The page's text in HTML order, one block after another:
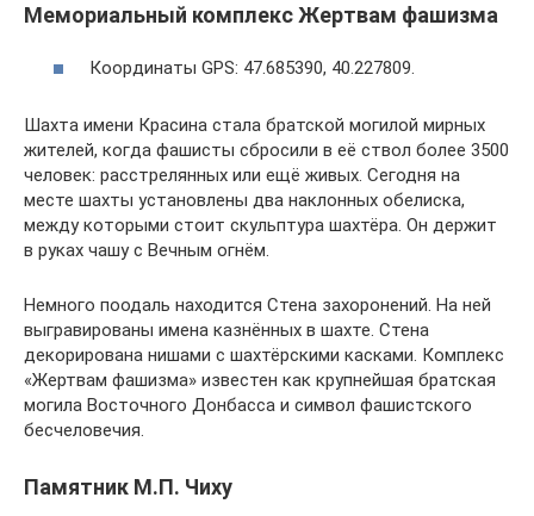
Мемориальный комплекс Жертвам фашизма
Координаты GPS: 47.685390, 40.227809.
Шахта имени Красина стала братской могилой мирных
жителей, когда фашисты сбросили в её ствол более 3500
человек: расстрелянных или ещё живых. Сегодня на
месте шахты установлены два наклонных обелиска,
между которыми стоит скульптура шахтёра. Он держит
в руках чашу с Вечным огнём.
Немного поодаль находится Стена захоронений. На ней
выгравированы имена казнённых в шахте. Стена
декорирована нишами с шахтёрскими касками. Комплекс
«Жертвам фашизма» известен как крупнейшая братская
могила Восточного Донбасса и символ фашистского
бесчеловечия.
Памятник М.П. Чиху